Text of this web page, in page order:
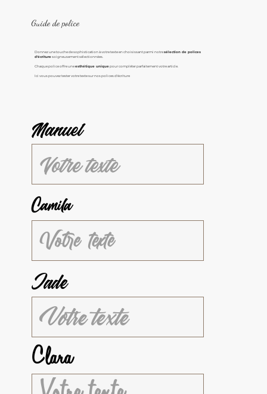
Guide de police
Donnez une touche de sophistication à votre texte en choisissant parmi notresélection de polices
d'écrituresoigneusement sélectionnées.
Chaque police offre uneesthétique uniquepour compléter parfaitement votre article.
Ici vous pouvez tester votre texte sur nos polices d'écriture
Manuel
Camila
Jade
Clara